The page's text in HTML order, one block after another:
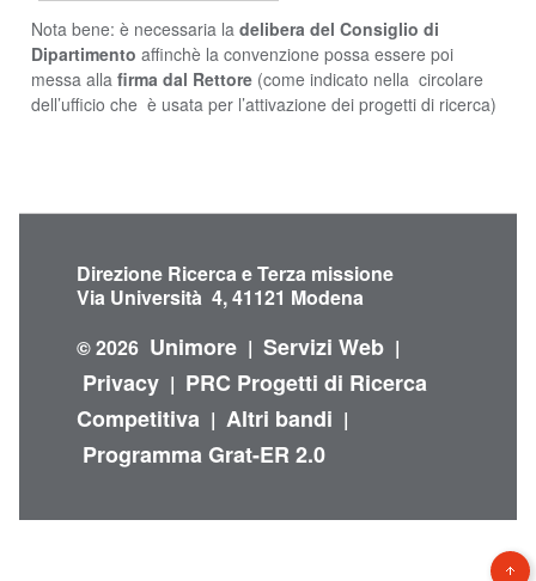
Nota bene: è necessaria la delibera del Consiglio di
Dipartimento affinchè la convenzione possa essere poi
messa alla firma dal Rettore (come indicato nella circolare
dell’ufficio che è usata per l’attivazione dei progetti di ricerca)
Direzione Ricerca e Terza missione
Via Università 4, 41121 Modena
© 2026 Unimore | Servizi Web |
Privacy | PRC Progetti di Ricerca
Competitiva | Altri bandi |
Programma Grat-ER 2.0